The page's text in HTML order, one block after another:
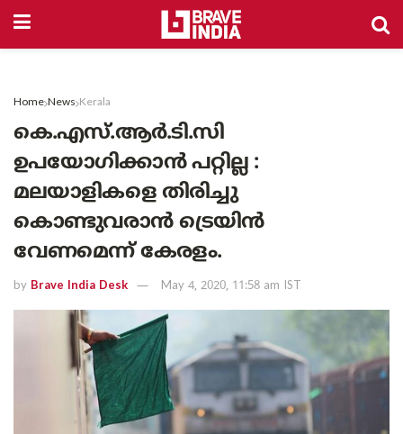
Home News Kerala
കെ.എസ്.ആർ.ടി.സി
ഉപയോഗിക്കാൻ പറ്റില്ല :
മലയാളികളെ തിരിച്ചു
കൊണ്ടുവരാൻ ട്രെയിൻ
വേണമെന്ന് കേരളം.
by Brave India Desk May 4, 2020, 11:58 am IST